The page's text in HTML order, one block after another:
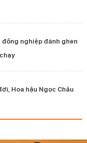
nghiệp đánh ghen
Hoa hậu Ngọc Châu